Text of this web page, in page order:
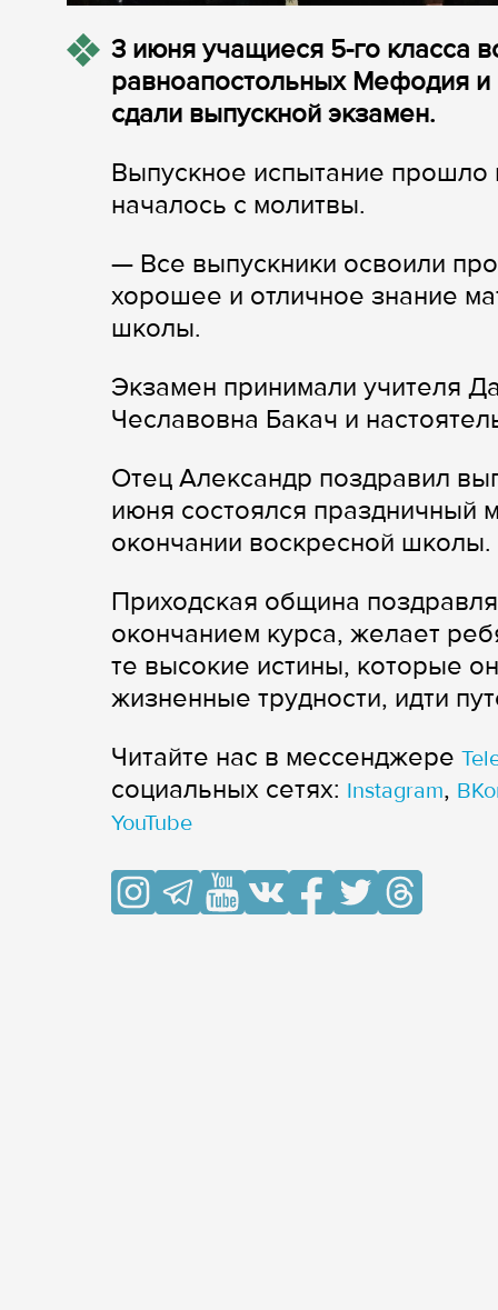
3 июня учащиеся 5-го класса
равноапостольных Мефодия
сдали выпускной экзамен.
Выпускное испытание
началось с молитвы.
— Все выпускники освоили
хорошее и отличное знание
школы.
Экзамен принимали учителя
Чеславовна Бакач и
Отец Александр поздравил
июня состоялся праздничный
окончании воскресной школы.
Приходская община
окончанием курса, желает
те высокие истины, которые
жизненные трудности, идти
Читайте нас в мессенджере
cоциальных сетях: Instagram,
YouTube